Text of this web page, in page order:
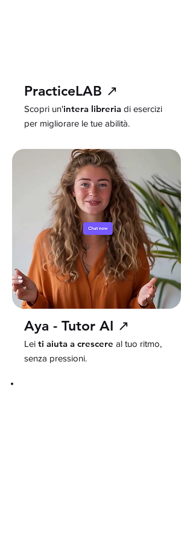
PracticeLAB ↗
Scopri un'intera libreria di esercizi
per migliorare le tue abilità.
Aya - Tutor AI ↗
Lei ti aiuta a crescere al tuo ritmo,
senza pressioni.